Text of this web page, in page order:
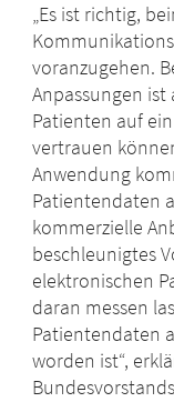
„Es ist richtig,
voranzugehen.
Anpassungen ist
Patienten auf
vertrauen
Anwendung
Patientendaten
kommerzielle
beschleunigtes
elektronischen
daran messen
Patientendaten
worden ist“,